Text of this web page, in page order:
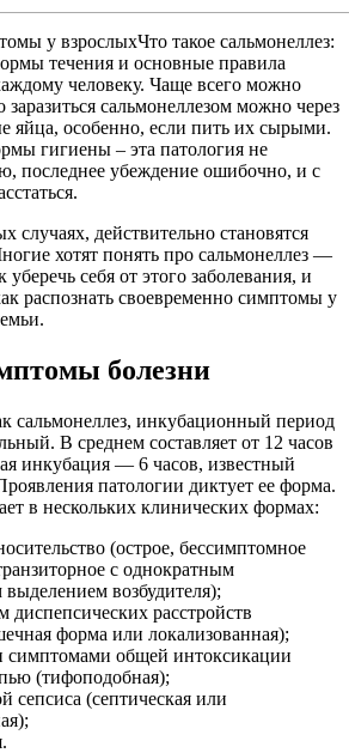
Что такое сальмонеллез:
течения и основные правила
человеку. Чаще всего можно
сальмонеллезом можно через
яйца, особенно, если пить их сырыми.
гигиены – эта патология не
последнее убеждение ошибочно, и с
случаях, действительно становятся
хотят понять про сальмонеллез —
уберечь себя от этого заболевания, и
распознать своевременно симптомы у
болезни
сальмонеллез, инкубационный период
В среднем составляет от 12 часов
инкубация — 6 часов, известный
патологии диктует ее форма.
в нескольких клинических формах:
(острое, бессимптомное
с однократным
возбудителя);
диспепсических расстройств
форма или локализованная);
общей интоксикации
(тифоподобная);
сепсиса (септическая или